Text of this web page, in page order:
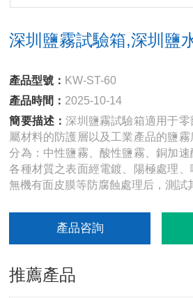
深圳鹽霧試驗箱,深圳鹽
產品型號： KW-ST-60
產品時間： 2025-10-14
簡要描述：深圳鹽霧試驗箱適用于
屬材料的防護層以及工業產品的鹽
分為：中性鹽霧、酸性鹽霧、銅加
各種材質之表面經電鍍、陽極處理
無機有面皮膜等防腐蝕處理后，測試
產品咨詢
推薦產品